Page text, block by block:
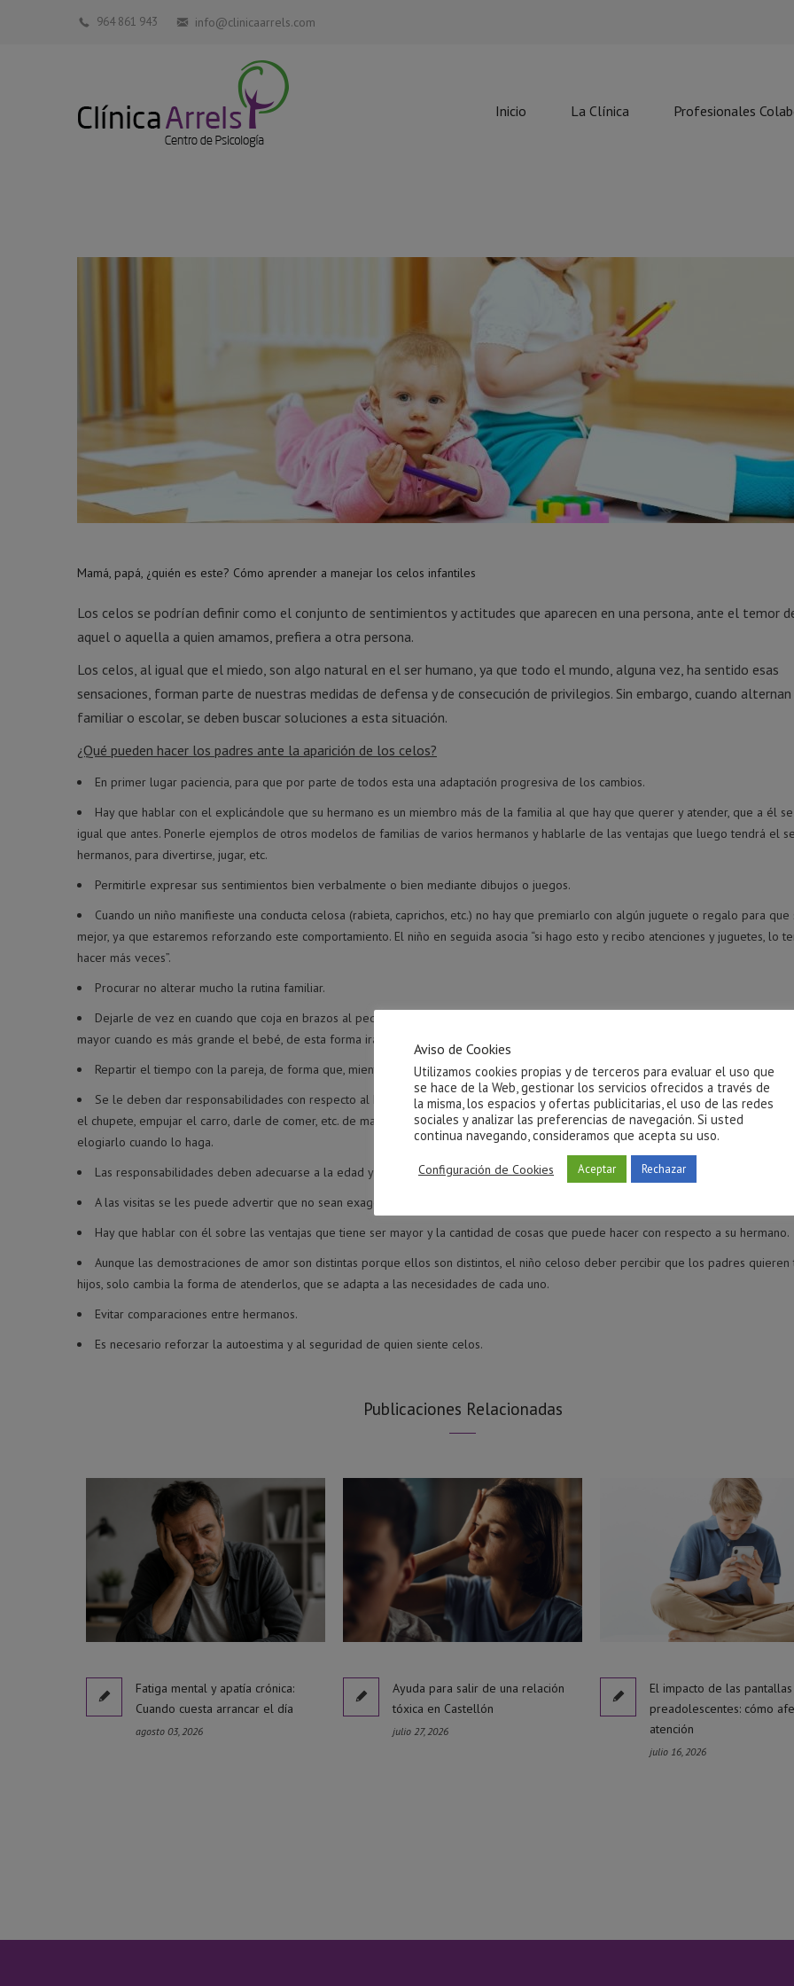
964 861 943 info@clinicaarrels.com
Inicio La Clínica Profesionales
Mamá, papá, ¿quién es este? Cómo aprender a manejar los celos infantiles
Los celos se podrían definir como el conjunto de sentimientos y actitudes que aparecen en una persona, ante el temor
aquel o aquella a quien amamos, prefiera a otra persona.
Los celos, al igual que el miedo, son algo natural en el ser humano, ya que todo el mundo, alguna vez, ha sentido esas
sensaciones, forman parte de nuestras medidas de defensa y de consecución de privilegios. Sin embargo, cuando
familiar o escolar, se deben buscar soluciones a esta situación.
¿Qué pueden hacer los padres ante la aparición de los celos?
En primer lugar paciencia, para que por parte de todos esta una adaptación progresiva de los cambios.
Hay que hablar con el explicándole que su hermano es un miembro más de la familia al que hay que querer y atender, que a él
igual que antes. Ponerle ejemplos de otros modelos de familias de varios hermanos y hablarle de las ventajas que luego tendrá el
hermanos, para divertirse, jugar, etc.
Permitirle expresar sus sentimientos bien verbalmente o bien mediante dibujos o juegos.
Cuando un niño manifieste una conducta celosa (rabieta, caprichos, etc.) no hay que premiarlo con algún juguete o regalo para que
mejor, ya que estaremos reforzando este comportamiento. El niño en seguida asocia “si hago esto y recibo atenciones y juguetes, lo
hacer más veces”.
Procurar no alterar mucho la rutina familiar.
Dejarle de vez en cuando que coja en brazos al pequeño (con vigilancia para evitar cualquier accidente) o dejarle que ejerza de
mayor cuando es más grande el bebé, de esta forma irán fortaleciendo los lazos de unión entre ambos.
Repartir el tiempo con la pareja, de forma que, mientras uno se ocupe del pequeño, otro lo haga del mayor, alternativamente.
Se le deben dar responsabilidades con respecto al hermano pequeño en función de la edad. Por ejemplo, como darle el
el chupete, empujar el carro, darle de comer, etc. de manera que esto le haga sentirse mayor e importante dentro de la familia. Hay
elogiarlo cuando lo haga.
Las responsabilidades deben adecuarse a la edad y nunca ser excesivas, ya que esto podría ser contraproducente.
A las visitas se les puede advertir que no sean exageradas en las atenciones y alabanzas al pequeño.
Hay que hablar con él sobre las ventajas que tiene ser mayor y la cantidad de cosas que puede hacer con respecto a su hermano.
Aunque las demostraciones de amor son distintas porque ellos son distintos, el niño celoso deber percibir que los padres quieren
hijos, solo cambia la forma de atenderlos, que se adapta a las necesidades de cada uno.
Evitar comparaciones entre hermanos.
Es necesario reforzar la autoestima y al seguridad de quien siente celos.
Publicaciones Relacionadas
Fatiga mental y apatía crónica:
Cuando cuesta arrancar el día
agosto 03, 2026
Ayuda para salir de una relación
tóxica en Castellón
julio 27, 2026
El impacto de las
preadolescentes: cómo
atención
julio 16, 2026
Aviso de Cookies
Utilizamos cookies propias y de terceros para evaluar el uso que
se hace de la Web, gestionar los servicios ofrecidos a través de
la misma, los espacios y ofertas publicitarias, el uso de las redes
sociales y analizar las preferencias de navegación. Si usted
continua navegando, consideramos que acepta su uso.
Configuración de Cookies Aceptar Rechazar